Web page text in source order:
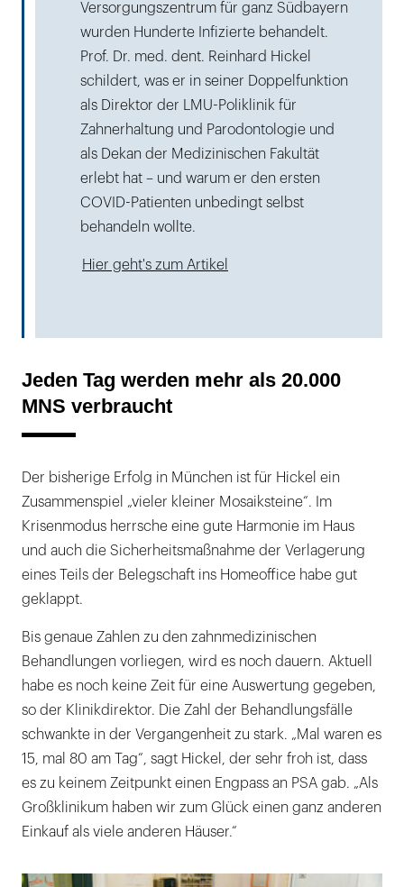
Versorgungszentrum für ganz Südbayern
wurden Hunderte Infizierte behandelt.
Prof. Dr. med. dent. Reinhard Hickel
schildert, was er in seiner Doppelfunktion
als Direktor der LMU-Poliklinik für
Zahnerhaltung und Parodontologie und
als Dekan der Medizinischen Fakultät
erlebt hat – und warum er den ersten
COVID-Patienten unbedingt selbst
behandeln wollte.
Hier geht's zum Artikel
Jeden Tag werden mehr als 20.000
MNS verbraucht
Der bisherige Erfolg in München ist für Hickel ein
Zusammenspiel „vieler kleiner Mosaiksteine“. Im
Krisenmodus herrsche eine gute Harmonie im Haus
und auch die Sicherheitsmaßnahme der Verlagerung
eines Teils der Belegschaft ins Homeoffice habe gut
geklappt.
Bis genaue Zahlen zu den zahnmedizinischen
Behandlungen vorliegen, wird es noch dauern. Aktuell
habe es noch keine Zeit für eine Auswertung gegeben,
so der Klinikdirektor. Die Zahl der Behandlungsfälle
schwankte in der Vergangenheit zu stark. „Mal waren es
15, mal 80 am Tag“, sagt Hickel, der sehr froh ist, dass
es zu keinem Zeitpunkt einen Engpass an PSA gab. „Als
Großklinikum haben wir zum Glück einen ganz anderen
Einkauf als viele anderen Häuser.“